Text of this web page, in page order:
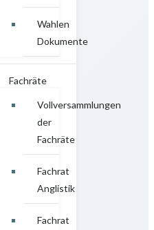
Wahlen
Dokumente
Fachräte
Vollversammlungen
der
Fachräte
Fachrat
Anglistik
Fachrat